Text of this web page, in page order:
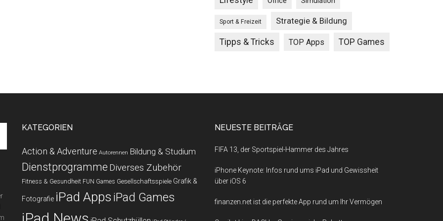
Sport & Freizeit Strategie & Bildung
Tipps & Tricks TOP Apps TOP Games
KATEGORIEN
Action & Adventure Autorennen Bildung & Studium
Dienstprogramme Diverses Zubehör
Fitness & Gesundheit FUN Games Gesellschaftsspiele Grafik &
Fotografie iPad Apps iPad Games
NEUESTE BEITRÄGE
FIFA 13, der Sportspiel-Hammer des Jahres
iPhone Keynote: Infos rund ums iPad und Gewissheit
über iOS 6
finanzen.net ist die perfekte App rund um Ihr Vermögen